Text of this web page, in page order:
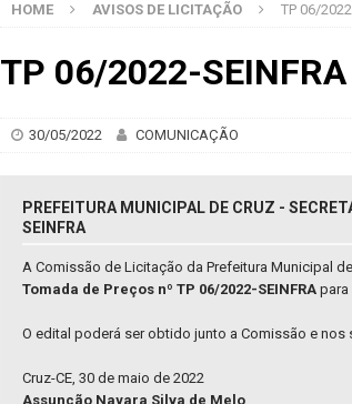
HOME AVISOS DE LICITAÇÃO TP 06/
TP 06/2022-
30/05/2022 COMUNICAÇÃO
PREFEITURA MUNICIPAL DE CRUZ -
SEINFRA
A Comissão de Licitação da Prefeitura Municipal
Tomada de Preços nº TP 06/2022-SEINFRA
O edital poderá ser obtido junto a Comissão e nos
Cruz-CE, 30 de maio de 2022
Assunção Nayara Silva de Melo